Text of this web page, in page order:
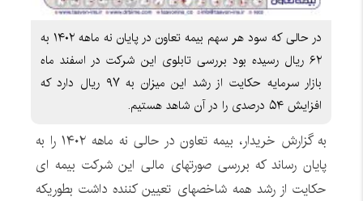
در حالی که سود هر سهم بیمه تعاون در پایان نه ماهه ۱۴۰۲ به
۶۲ ریال رسیده بود بررسی تابلوی این شرکت در اسفند ماه
بازار سرمایه حکایت از رشد این میزان به ۹۷ ریال دارد که
افزایش ۵۴ درصدی را در آن شاهد هستیم.
به گزارش خریدار، بیمه تعاون در حالی نه ماهه ۱۴۰۲ را به
پایان رساند که بررسی صورتهای مالی این شرکت بیمه ای
حکایت از رشد همه شاخصهای تعیین کننده داشت بطوریکه